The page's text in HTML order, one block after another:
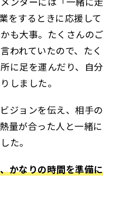
をするときに応援して
も大事。たくさんのご
われていたので、たく
に足を運んだり、自分
しました。
ジョンを伝え、相手の
量が合った人と一緒に
た。
かなりの時間を準備に